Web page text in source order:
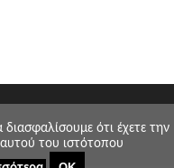
ότι έχετε την
του ιστότοπου